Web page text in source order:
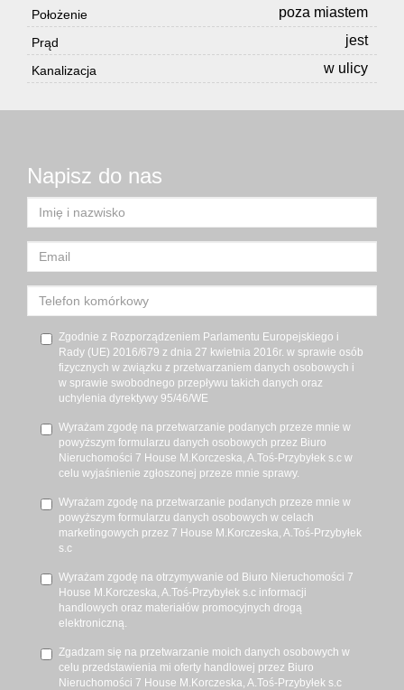
Położenie poza miastem
Prąd jest
Kanalizacja w ulicy
Napisz do nas
Zgodnie z Rozporządzeniem Parlamentu Europejskiego i
Rady (UE) 2016/679 z dnia 27 kwietnia 2016r. w sprawie osób
fizycznych w związku z przetwarzaniem danych osobowych i
w sprawie swobodnego przepływu takich danych oraz
uchylenia dyrektywy 95/46/WE
Wyrażam zgodę na przetwarzanie podanych przeze mnie w
powyższym formularzu danych osobowych przez Biuro
Nieruchomości 7 House M.Korczeska, A.Toś-Przybyłek s.c w
celu wyjaśnienie zgłoszonej przeze mnie sprawy.
Wyrażam zgodę na przetwarzanie podanych przeze mnie w
powyższym formularzu danych osobowych w celach
marketingowych przez 7 House M.Korczeska, A.Toś-Przybyłek
s.c
Wyrażam zgodę na otrzymywanie od Biuro Nieruchomości 7
House M.Korczeska, A.Toś-Przybyłek s.c informacji
handlowych oraz materiałów promocyjnych drogą
elektroniczną.
Zgadzam się na przetwarzanie moich danych osobowych w
celu przedstawienia mi oferty handlowej przez Biuro
Nieruchomości 7 House M.Korczeska, A.Toś-Przybyłek s.c